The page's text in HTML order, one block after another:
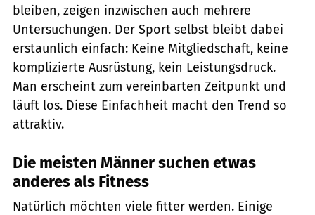
bleiben, zeigen inzwischen auch mehrere
Untersuchungen. Der Sport selbst bleibt dabei
erstaunlich einfach: Keine Mitgliedschaft, keine
komplizierte Ausrüstung, kein Leistungsdruck.
Man erscheint zum vereinbarten Zeitpunkt und
läuft los. Diese Einfachheit macht den Trend so
attraktiv.
Die meisten Männer suchen etwas
anderes als Fitness
Natürlich möchten viele fitter werden. Einige